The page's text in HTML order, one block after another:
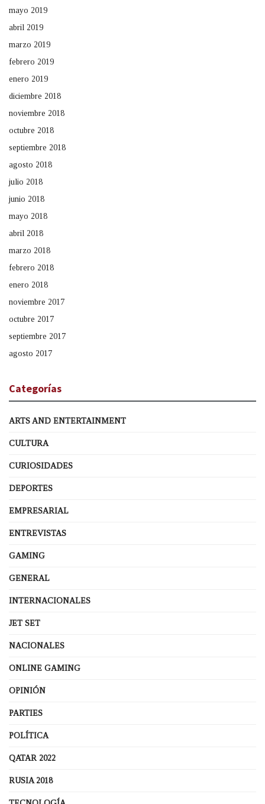
mayo 2019
abril 2019
marzo 2019
febrero 2019
enero 2019
diciembre 2018
noviembre 2018
octubre 2018
septiembre 2018
agosto 2018
julio 2018
junio 2018
mayo 2018
abril 2018
marzo 2018
febrero 2018
enero 2018
noviembre 2017
octubre 2017
septiembre 2017
agosto 2017
Categorías
ARTS AND ENTERTAINMENT
CULTURA
CURIOSIDADES
DEPORTES
EMPRESARIAL
ENTREVISTAS
GAMING
GENERAL
INTERNACIONALES
JET SET
NACIONALES
ONLINE GAMING
OPINIÓN
PARTIES
POLÍTICA
QATAR 2022
RUSIA 2018